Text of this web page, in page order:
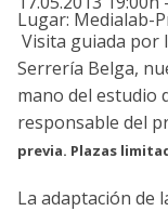
Crear Cuenta
Lugar: Medialab-
Visita guiada por
Serrería Belga,
mano del estudio
responsable del
previa. Plazas
La adaptación de